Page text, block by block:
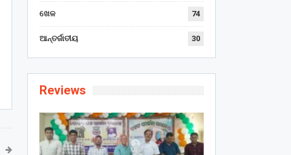
ଖେଳ 74
ଆନ୍ତର୍ଜାତୀୟ 30
Reviews